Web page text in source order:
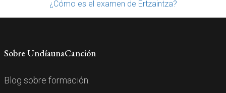
¿Cómo es el examen de Ertzaintza?
Sobre UndíaunaCanción
Blog sobre formación.